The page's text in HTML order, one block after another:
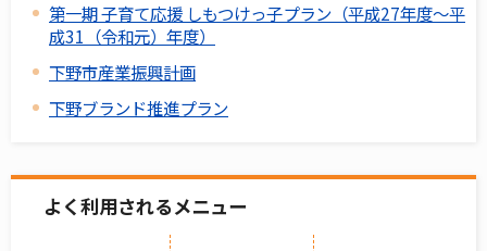
第一期 子育て応援 しもつけっ子プラン（平成27年度～平
成31（令和元）年度）
下野市産業振興計画
下野ブランド推進プラン
よく利用されるメニュー